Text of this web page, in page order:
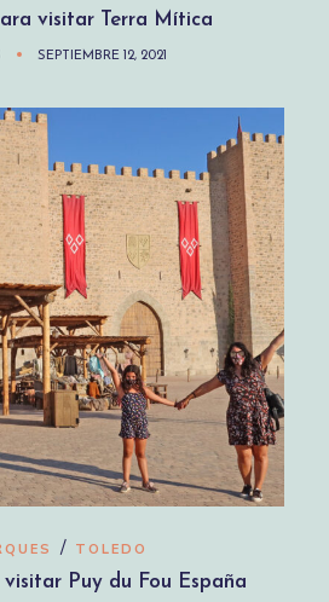
visitar Terra Mítica
SEPTIEMBRE 12, 2021
/ TOLEDO
Puy du Fou España